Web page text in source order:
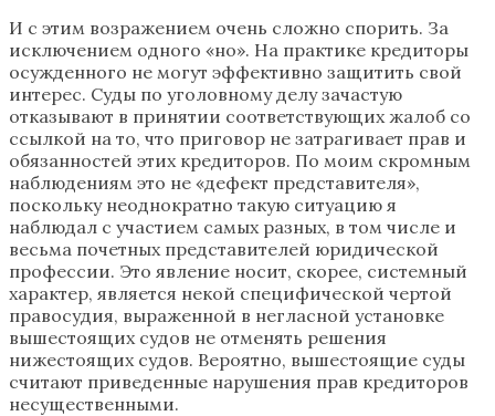
И с этим возражением очень сложно спорить. За
исключением одного «но». На практике кредиторы
осужденного не могут эффективно защитить свой
интерес. Суды по уголовному делу зачастую
отказывают в принятии соответствующих жалоб со
ссылкой на то, что приговор не затрагивает прав и
обязанностей этих кредиторов. По моим скромным
наблюдениям это не «дефект представителя»,
поскольку неоднократно такую ситуацию я
наблюдал с участием самых разных, в том числе и
весьма почетных представителей юридической
профессии. Это явление носит, скорее, системный
характер, является некой специфической чертой
правосудия, выраженной в негласной установке
вышестоящих судов не отменять решения
нижестоящих судов. Вероятно, вышестоящие суды
считают приведенные нарушения прав кредиторов
несущественными.